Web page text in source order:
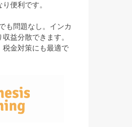
便利です。
も問題なし。インカ
益分散できます。
税金対策にも最適で